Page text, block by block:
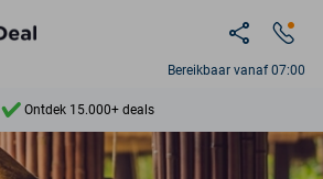
Bereikbaar vanaf 07:00
Ontdek 15.000+ deals
7 dagen per week beschikbaar